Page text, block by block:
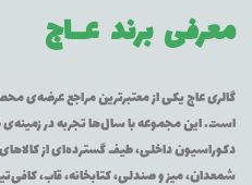
معرفی برند عــاج
گالری عاج یکی از معتبرترین مراجع عرضه‌ی
است. این مجموعه با سال‌ها تجربه در
دکوراسیون داخلی، طیف گسترده‌ای از کالاهای
شمعدان، میز و صندلی، کتابخانه، قاب،